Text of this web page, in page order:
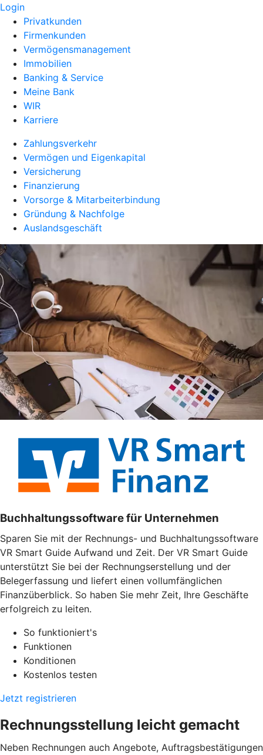
Login
Privatkunden
Firmenkunden
Vermögensmanagement
Immobilien
Banking & Service
Meine Bank
WIR
Karriere
Zahlungsverkehr
Vermögen und Eigenkapital
Versicherung
Finanzierung
Vorsorge & Mitarbeiterbindung
Gründung & Nachfolge
Auslandsgeschäft
Buchhaltungssoftware für Unternehmen
Sparen Sie mit der Rechnungs- und Buchhaltungssoftware
VR Smart Guide Aufwand und Zeit. Der VR Smart Guide
unterstützt Sie bei der Rechnungserstellung und der
Belegerfassung und liefert einen vollumfänglichen
Finanzüberblick. So haben Sie mehr Zeit, Ihre Geschäfte
erfolgreich zu leiten.
So funktioniert's
Funktionen
Konditionen
Kostenlos testen
Jetzt registrieren
Rechnungsstellung leicht gemacht
Neben Rechnungen auch Angebote, Auftragsbestätigungen